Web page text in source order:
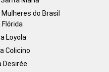
Mulheres do Brasil
Flórida
Loyola
Colicino
Desirée